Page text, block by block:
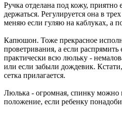
Ручка отделана под кожу, приятно
держаться. Регулируется она в
меняю если гуляю на каблуках, а
Капюшон. Тоже прекрасное
проветривания, а если распрямить
практически всю люльку -
или если забыли дождевик.
сетка прилагается.
Люлька - огромная, спинку можно
положение, если ребенку